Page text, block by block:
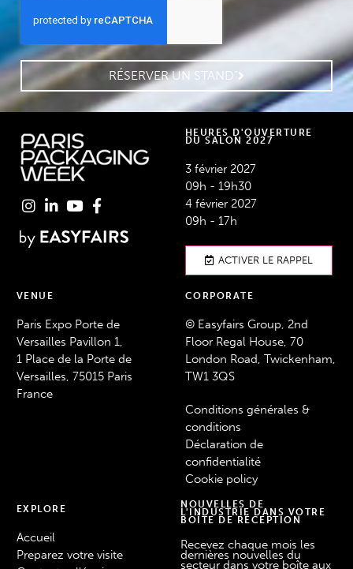
RÉSERVER UN STAND”
HEURES D'OUVERTURE
DU SALON 2027
3 février 2027
09h - 19h30
4 février 2027
09h - 17h
ACTIVER LE RAPPEL
VENUE
Paris Expo Porte de
Versailles Pavillon 1,
1 Place de la Porte de
Versailles, 75015 Paris
France
CORPORATE
© Easyfairs Group, 2nd
Floor Regal House, 70
London Road, Twickenham,
TW1 3QS
Conditions générales &
conditions
Déclaration de
confidentialité
Cookie policy
EXPLORE
Accueil
Preparez votre visite
NOUVELLES DE
L'INDUSTRIE DANS VOTRE
BOÎTE DE RÉCEPTION
Recevez chaque mois les
dernières nouvelles du
secteur dans votre boîte aux